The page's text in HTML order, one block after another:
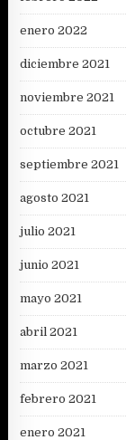
enero 2022
diciembre 2021
noviembre 2021
octubre 2021
septiembre 2021
agosto 2021
julio 2021
junio 2021
mayo 2021
abril 2021
marzo 2021
febrero 2021
enero 2021